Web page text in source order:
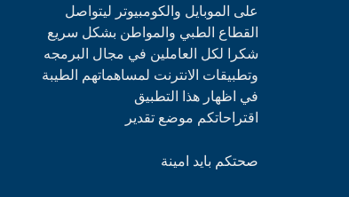
على الموبايل والكومبيوتر ليتواصل
القطاع الطبي والمواطن بشكل سريع
شكرا لكل العاملين في مجال البرمجه
وتطبيقات الانترنت لمساهماتهم الطيبة
في اظهار هذا التطبيق
اقتراحاتكم موضع تقدير
صحتكم بايد امينة